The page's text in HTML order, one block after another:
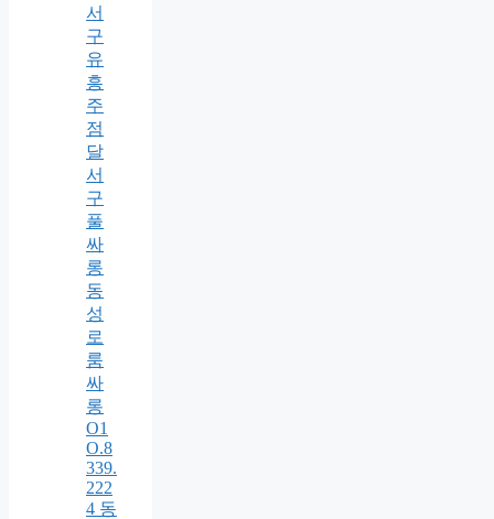
서
구
유
흥
주
점
달
서
구
풀
싸
롱
동
성
로
룸
싸
롱
O1
O.8
339.
222
4 동